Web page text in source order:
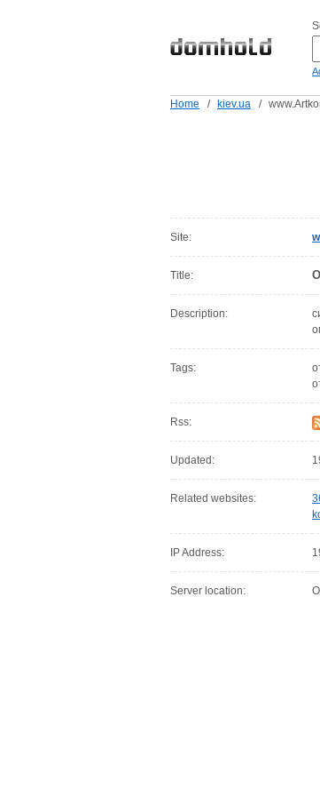
Home / kiev.ua /
Site:
Title:
Description:
Tags:
Rss:
Updated:
Related websites:
IP Address:
Server location: